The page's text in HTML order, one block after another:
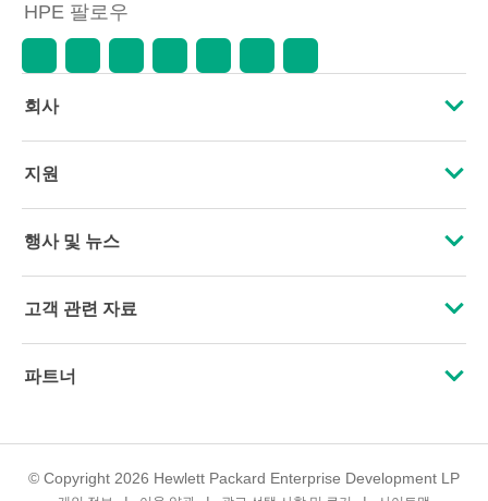
HPE 팔로우
회사
HPE 소개
기업의 책임
HPE Labs
투자 정보
지원
운영 지원 서비스
소프트웨어 및 드라이버
보증 확인
행사 및 뉴스
행사
고객 관련 자료
문의하기
이메일 등록
파트너
파트너 찾기
© Copyright 2026 Hewlett Packard Enterprise Development LP